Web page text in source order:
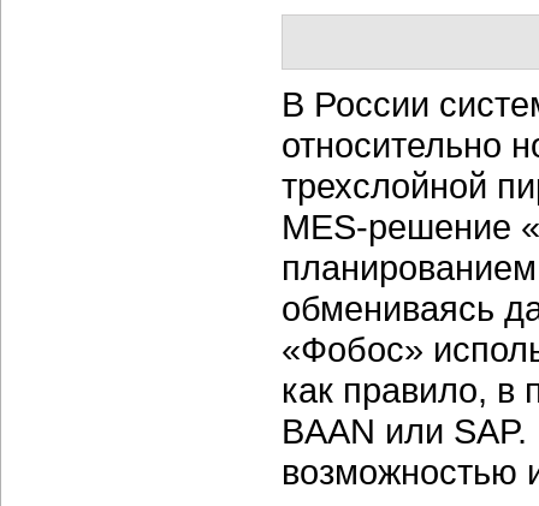
В России
относительно
трехслойной
MES-решение
обмениваясь
«Фобос»
как правило,
BAAN или
возможностью